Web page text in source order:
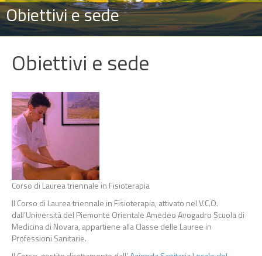
Obiettivi e sede
Obiettivi e sede
Corso di Laurea triennale in Fisioterapia
Il Corso di Laurea triennale in Fisioterapia, attivato nel V.C.O.
dall’Università del Piemonte Orientale Amedeo Avogadro Scuola di
Medicina di Novara, appartiene alla Classe delle Lauree in
Professioni Sanitarie.